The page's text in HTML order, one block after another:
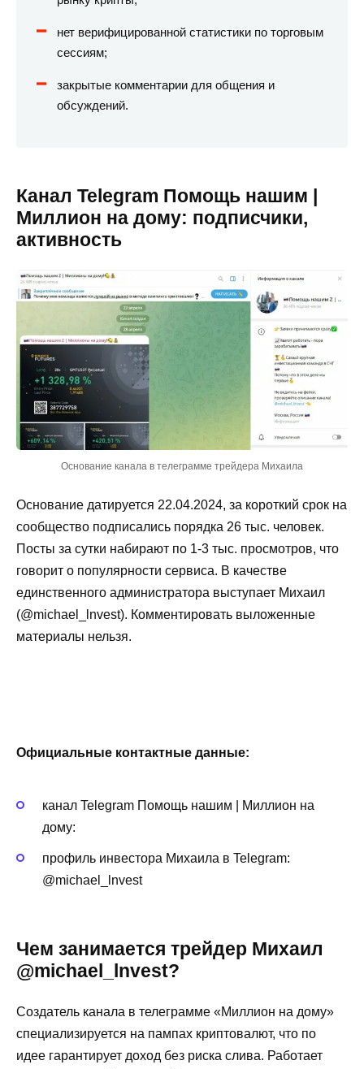
нет верифицированной статистики по торговым
сессиям;
закрытые комментарии для общения и
обсуждений.
Канал Telegram Помощь нашим |
Миллион на дому: подписчики,
активность
Основание канала в телеграмме трейдера Михаила
Основание датируется 22.04.2024, за короткий срок на
сообщество подписались порядка 26 тыс. человек.
Посты за сутки набирают по 1-3 тыс. просмотров, что
говорит о популярности сервиса. В качестве
единственного администратора выступает Михаил
(@michael_lnvest). Комментировать выложенные
материалы нельзя.
Официальные контактные данные:
канал Telegram Помощь нашим | Миллион на
дому:
профиль инвестора Михаила в Telegram:
@michael_lnvest
Чем занимается трейдер Михаил
@michael_lnvest?
Создатель канала в телеграмме «Миллион на дому»
специализируется на пампах криптовалют, что по
идее гарантирует доход без риска слива. Работает